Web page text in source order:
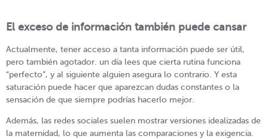
El exceso de información también puede cansar
Actualmente, tener acceso a tanta información puede ser útil,
pero también agotador. un día lees que cierta rutina funciona
“perfecto”, y al siguiente alguien asegura lo contrario. Y esta
saturación puede hacer que aparezcan dudas constantes o la
sensación de que siempre podrías hacerlo mejor.
Además, las redes sociales suelen mostrar versiones idealizadas de
la maternidad, lo que aumenta las comparaciones y la exigencia.